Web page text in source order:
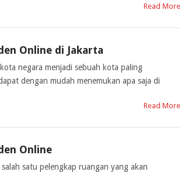
Read More
Online di Jakarta
negara menjadi sebuah kota paling
dengan mudah menemukan apa saja di
Read More
Online
satu pelengkap ruangan yang akan